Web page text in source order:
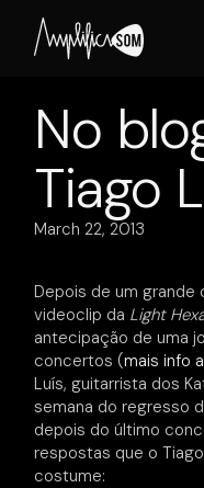
content
No
Tiago
March 22, 2013
Depois de um grande
videoclip da Light
antecipação de uma
concertos (mais info
Luís, guitarrista dos
semana do regresso
depois do último
respostas que o
costume: